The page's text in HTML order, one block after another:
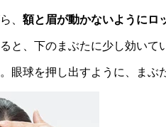
、 額と眉が動かないようにロ
と、下のまぶたに少し効いて
眼球を押し出すように、まぶ